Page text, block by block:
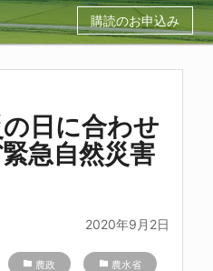
購読のお申込み
日に合わせ
緊急自然災害
2020年9月2日
folder 農政 folder 農水省